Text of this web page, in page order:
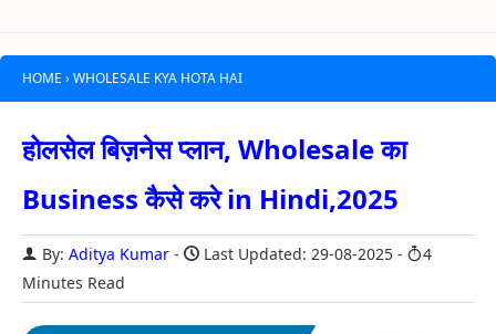
HOME › WHOLESALE KYA HOTA HAI
होलसेल बिज़नेस प्लान, Wholesale का
Business कैसे करे in Hindi,2025
By: Aditya Kumar Last Updated: 29-08-2025
4
Minutes Read